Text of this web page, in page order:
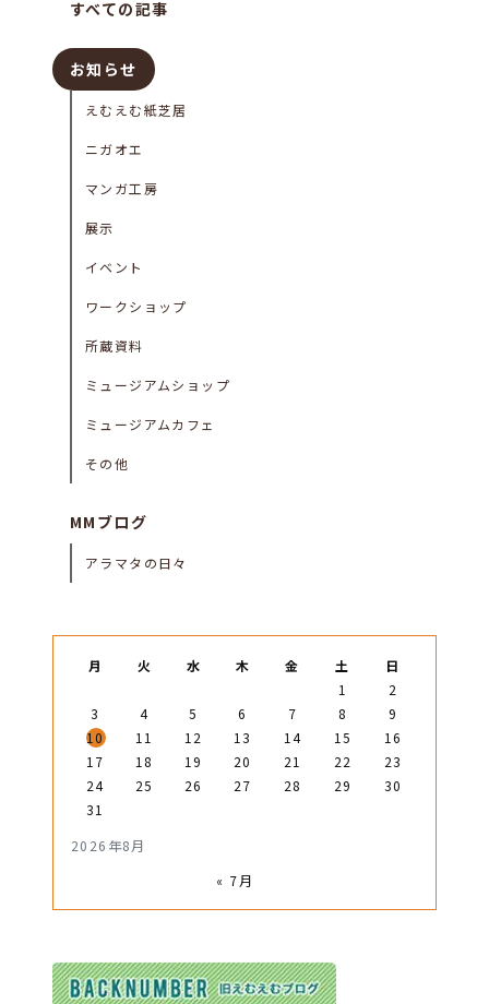
すべての記事
お知らせ
えむえむ紙芝居
ニガオエ
マンガ工房
展示
イベント
ワークショップ
所蔵資料
ミュージアムショップ
ミュージアムカフェ
その他
MMブログ
アラマタの日々
2026年8月
月 火 水 木 金 土
日
1
2
3
4 5 6 7 8
9
10
11 12 13 14 15
16
17
18 19 20 21 22
23
24
25 26 27 28 29
30
31
« 7月